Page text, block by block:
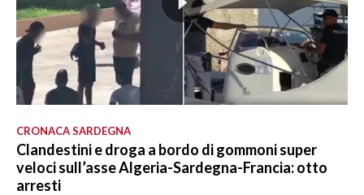
CRONACA SARDEGNA
Clandestini e droga a bordo di gommoni super
veloci sull’asse Algeria-Sardegna-Francia: otto
arresti